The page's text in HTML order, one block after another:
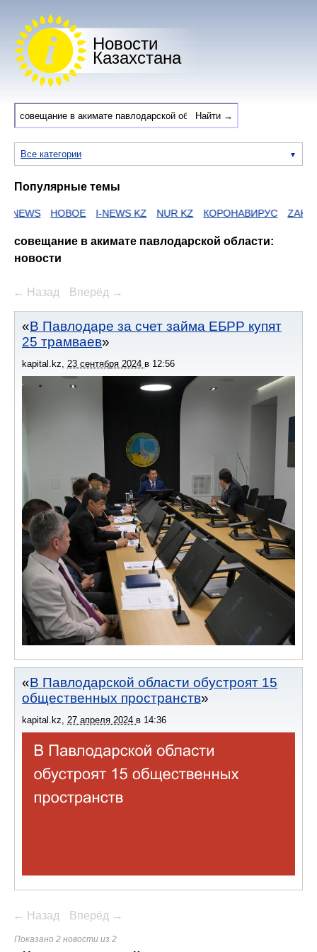
Новости
Казахстана
Все категории
Популярные темы
NEWS НОВОЕ I-NEWS KZ NUR KZ КОРОНАВИРУС ZAKON
совещание в акимате павлодарской области:
новости
← Назад Вперёд →
В Павлодаре за счет займа ЕБРР купят
25 трамваев
kapital.kz, 23 сентября 2024 в 12:56
В Павлодарской области обустроят 15
общественных пространств
kapital.kz, 27 апреля 2024 в 14:36
← Назад Вперёд →
Показано 2 новости из 2